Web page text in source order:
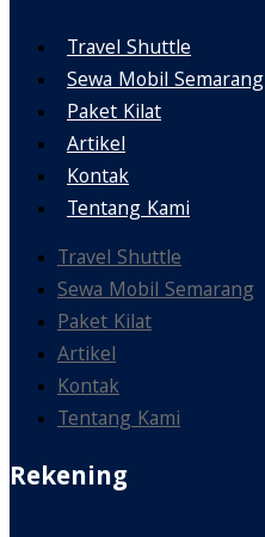
Travel Shuttle
Sewa Mobil Semarang
Paket Kilat
Artikel
Kontak
Tentang Kami
Travel Shuttle
Sewa Mobil Semarang
Paket Kilat
Artikel
Kontak
Tentang Kami
Rekening